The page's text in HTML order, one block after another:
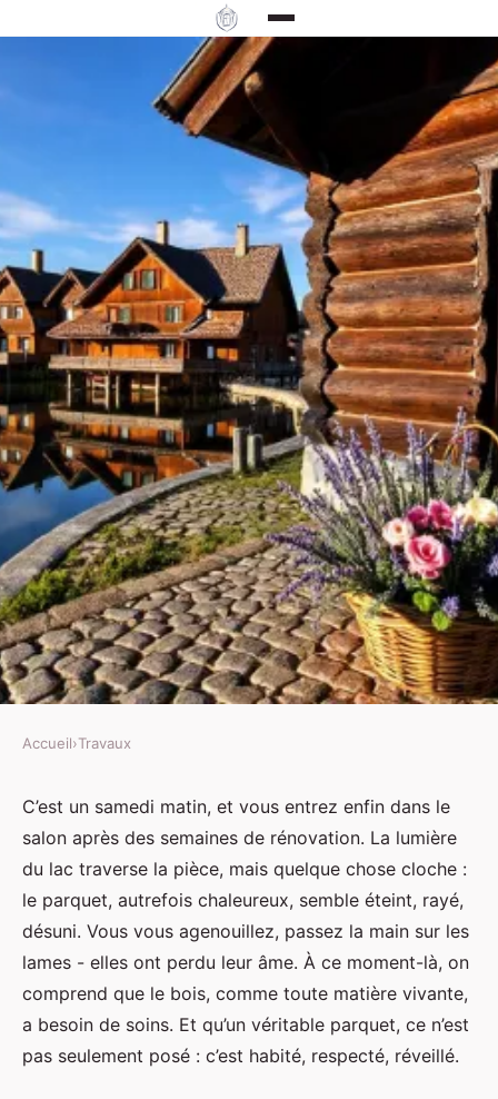
Top 5 raisons de choisir un
parqueteur à Annecy
Auberte•16/03/2026 07:21•11 min de lecture
Accueil›Travaux
C’est un samedi matin, et vous entrez enfin dans le
salon après des semaines de rénovation. La lumière
du lac traverse la pièce, mais quelque chose cloche :
le parquet, autrefois chaleureux, semble éteint, rayé,
désuni. Vous vous agenouillez, passez la main sur les
lames - elles ont perdu leur âme. À ce moment-là, on
comprend que le bois, comme toute matière vivante,
a besoin de soins. Et qu’un véritable parquet, ce n’est
pas seulement posé : c’est habité, respecté, réveillé.